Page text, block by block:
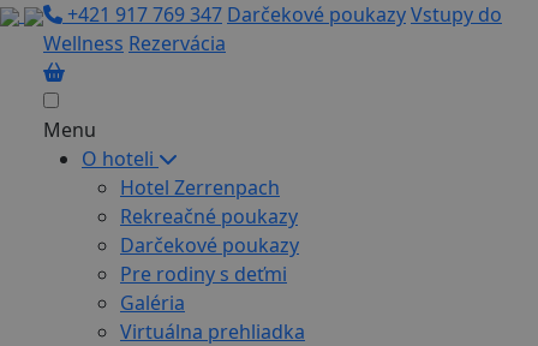
+421 917 769 347 Darčekové poukazyVstupy do
Wellness Rezervácia
Menu
O hoteli
Hotel Zerrenpach
Rekreačné poukazy
Darčekové poukazy
Pre rodiny s deťmi
Galéria
Virtuálna prehliadka